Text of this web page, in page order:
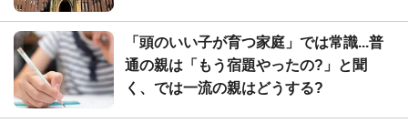
「頭のいい子が育つ家庭」では常識...普
通の親は「もう宿題やったの?」と聞
く、では一流の親はどうする?